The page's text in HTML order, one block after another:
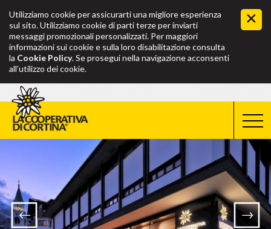
Utilizziamo cookie per assicurarti una migliore esperienza
sul sito. Utilizziamo cookie di parti terze per inviarti
messaggi promozionali personalizzati. Per maggiori
informazioni sui cookie e sulla loro disabilitazione consulta
la Cookie Policy. Se prosegui nella navigazione acconsenti
all’utilizzo dei cookie.